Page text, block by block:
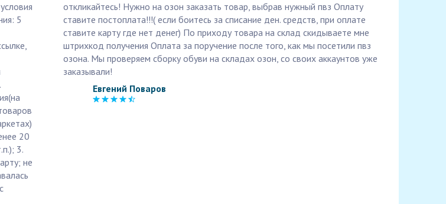
5
20
3.
не
откликайтесь! Нужно на озон заказать товар, выбрав нужный пвз Оплату
ставите постоплата!!!( если боитесь за списание ден. средств, при оплате
ставите карту где нет денег) По приходу товара на склад скидываете мне
штрихкод получения Оплата за поручение после того, как мы посетили пвз
озона. Мы проверяем сборку обуви на складах озон, со своих аккаунтов уже
заказывали!
Евгений Поваров